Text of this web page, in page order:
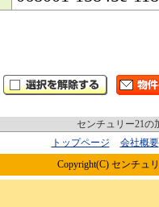
センチュリー21の
トップページ
会社概要
Copyright(C) センチュ